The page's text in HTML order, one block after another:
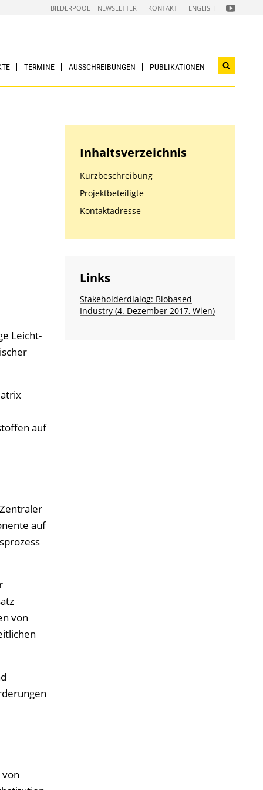
BILDERPOOL NEWSLETTER KONTAKT ENGLISH FOLGEN
SIE
TERMINE AUSSCHREIBUNGEN PUBLIKATIONEN
Leicht-
auf
auf
von
Inhaltsverzeichnis
Kurzbeschreibung
Projektbeteiligte
Kontaktadresse
Links
Stakeholderdialog: Biobased
Industry (4. Dezember 2017, Wien)